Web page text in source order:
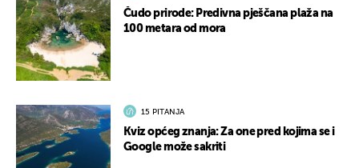
Čudo prirode: Predivna pješčana plaža na
100 metara od mora
15 PITANJA
Kviz općeg znanja: Za one pred kojima se i
Google može sakriti